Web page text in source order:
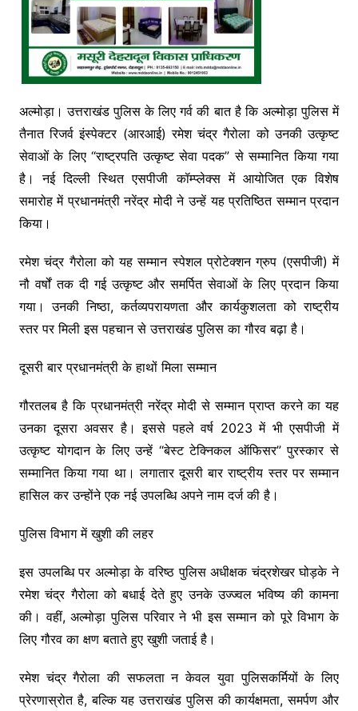
अल्मोड़ा। उत्तराखंड पुलिस के लिए गर्व की बात है कि अल्मोड़ा पुलिस में
तैनात रिजर्व इंस्पेक्टर (आरआई) रमेश चंद्र गैरोला को उनकी उत्कृष्ट
सेवाओं के लिए “राष्ट्रपति उत्कृष्ट सेवा पदक” से सम्मानित किया गया
है। नई दिल्ली स्थित एसपीजी कॉम्प्लेक्स में आयोजित एक विशेष
समारोह में प्रधानमंत्री नरेंद्र मोदी ने उन्हें यह प्रतिष्ठित सम्मान प्रदान
किया।
रमेश चंद्र गैरोला को यह सम्मान स्पेशल प्रोटेक्शन ग्रुप (एसपीजी) में
नौ वर्षों तक दी गई उत्कृष्ट और समर्पित सेवाओं के लिए प्रदान किया
गया। उनकी निष्ठा, कर्तव्यपरायणता और कार्यकुशलता को राष्ट्रीय
स्तर पर मिली इस पहचान से उत्तराखंड पुलिस का गौरव बढ़ा है।
दूसरी बार प्रधानमंत्री के हाथों मिला सम्मान
गौरतलब है कि प्रधानमंत्री नरेंद्र मोदी से सम्मान प्राप्त करने का यह
उनका दूसरा अवसर है। इससे पहले वर्ष 2023 में भी एसपीजी में
उत्कृष्ट योगदान के लिए उन्हें “बेस्ट टेक्निकल ऑफिसर” पुरस्कार से
सम्मानित किया गया था। लगातार दूसरी बार राष्ट्रीय स्तर पर सम्मान
हासिल कर उन्होंने एक नई उपलब्धि अपने नाम दर्ज की है।
पुलिस विभाग में खुशी की लहर
इस उपलब्धि पर अल्मोड़ा के वरिष्ठ पुलिस अधीक्षक चंद्रशेखर घोड़के ने
रमेश चंद्र गैरोला को बधाई देते हुए उनके उज्ज्वल भविष्य की कामना
की। वहीं, अल्मोड़ा पुलिस परिवार ने भी इस सम्मान को पूरे विभाग के
लिए गौरव का क्षण बताते हुए खुशी जताई है।
रमेश चंद्र गैरोला की सफलता न केवल युवा पुलिसकर्मियों के लिए
प्रेरणास्रोत है, बल्कि यह उत्तराखंड पुलिस की कार्यक्षमता, समर्पण और